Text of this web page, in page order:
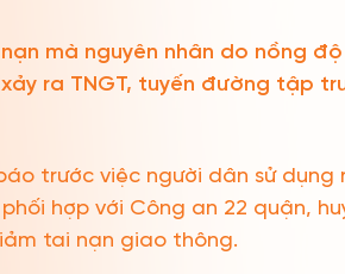
mà nguyên nhân do nồng
ra TNGT, tuyến đường tập
trước việc người dân sử
hợp với Công an 22 quận,
tai nạn giao thông.